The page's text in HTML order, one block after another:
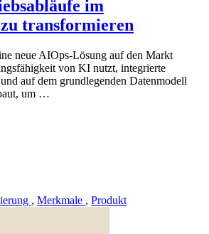
im
transformieren
neue AIOps-Lösung auf den Markt
von KI nutzt, integrierte
auf dem grundlegenden Datenmodell
um …
, Merkmale , Produkt